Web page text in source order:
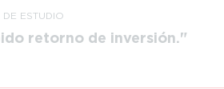
ESTUDIO
retorno de inversión.